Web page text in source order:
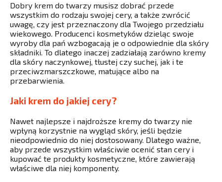
Dobry krem do twarzy musisz dobrać przede
wszystkim do rodzaju swojej cery, a także zwrócić
uwagę, czy jest przeznaczony dla Twojego przedziału
wiekowego. Producenci kosmetyków dzieląc swoje
wyroby dla pań wzbogacają je o odpowiednie dla skóry
składniki. To dlatego inaczej zadziałają zarówno kremy
dla skóry naczynkowej, tłustej czy suchej, jak i te
przeciwzmarszczkowe, matujące albo na
przebarwienia.
Jaki krem do jakiej cery?
Nawet najlepsze i najdroższe kremy do twarzy nie
wpłyną korzystnie na wygląd skóry, jeśli będzie
nieodpowiednio do niej dostosowany. Dlatego ważne,
aby przede wszystkim właściwie ocenić stan cery i
kupować te produkty kosmetyczne, które zawierają
właściwe dla niej komponenty.